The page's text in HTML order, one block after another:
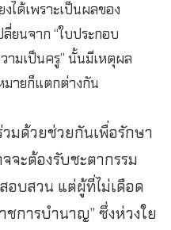
ได้เพราะเป็นผลของ
ยนจาก “ใบประกอบ
ามเป็นครู” นั้นมีเหตุผล
มายก็แตกต่างกัน
มด้วยช่วยกันเพื่อรักษา
ะต้องรับชะตากรรม
อบสวน แต่ผู้ที่ไม่เดือด
ชการบำนาญ” ซึ่งห่วงใย